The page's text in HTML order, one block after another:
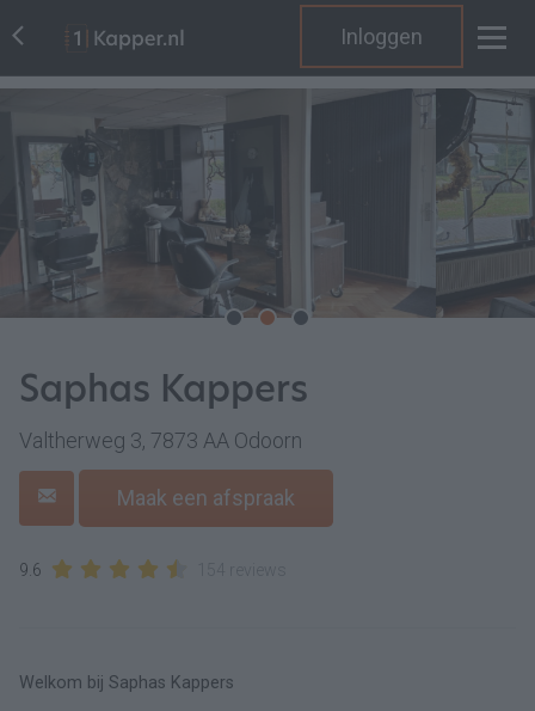
Inloggen
Saphas Kappers
Valtherweg 3, 7873 AA Odoorn
Maak een afspraak
9.6
Welkom bij Saphas Kappers